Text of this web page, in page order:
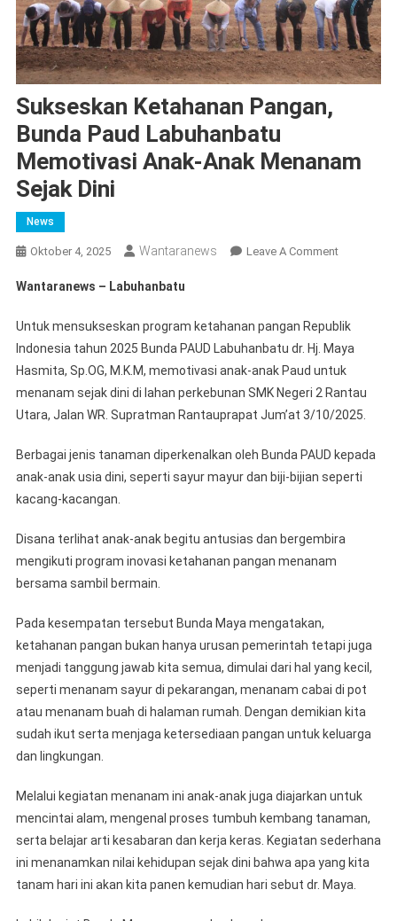
Sukseskan Ketahanan Pangan,
Bunda Paud Labuhanbatu
Memotivasi Anak-Anak Menanam
Sejak Dini
News
Oktober 4, 2025 Wantaranews Leave A CommentOn
Bunda
Paud
Memotivasi
Anak-
Menanam
Sejak
Wantaranews – Labuhanbatu
Untuk mensukseskan program ketahanan pangan Republik
Indonesia tahun 2025 Bunda PAUD Labuhanbatu dr. Hj. Maya
Hasmita, Sp.OG, M.K.M, memotivasi anak-anak Paud untuk
menanam sejak dini di lahan perkebunan SMK Negeri 2 Rantau
Utara, Jalan WR. Supratman Rantauprapat Jum’at 3/10/2025.
Berbagai jenis tanaman diperkenalkan oleh Bunda PAUD kepada
anak-anak usia dini, seperti sayur mayur dan biji-bijian seperti
kacang-kacangan.
Disana terlihat anak-anak begitu antusias dan bergembira
mengikuti program inovasi ketahanan pangan menanam
bersama sambil bermain.
Pada kesempatan tersebut Bunda Maya mengatakan,
ketahanan pangan bukan hanya urusan pemerintah tetapi juga
menjadi tanggung jawab kita semua, dimulai dari hal yang kecil,
seperti menanam sayur di pekarangan, menanam cabai di pot
atau menanam buah di halaman rumah. Dengan demikian kita
sudah ikut serta menjaga ketersediaan pangan untuk keluarga
dan lingkungan.
Melalui kegiatan menanam ini anak-anak juga diajarkan untuk
mencintai alam, mengenal proses tumbuh kembang tanaman,
serta belajar arti kesabaran dan kerja keras. Kegiatan sederhana
ini menanamkan nilai kehidupan sejak dini bahwa apa yang kita
tanam hari ini akan kita panen kemudian hari sebut dr. Maya.